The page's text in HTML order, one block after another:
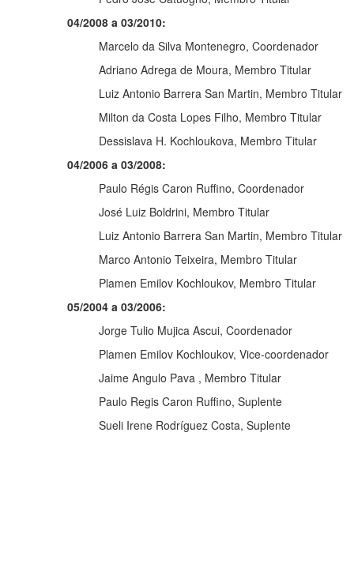
04/2008 a 03/2010:
Marcelo da Silva Montenegro, Coordenador
Adriano Adrega de Moura, Membro Titular
Luiz Antonio Barrera San Martin, Membro Titular
Milton da Costa Lopes Filho, Membro Titular
Dessislava H. Kochloukova, Membro Titular
04/2006 a 03/2008:
Paulo Régis Caron Ruffino, Coordenador
José Luiz Boldrini, Membro Titular
Luiz Antonio Barrera San Martin, Membro Titular
Marco Antonio Teixeira, Membro Titular
Plamen Emilov Kochloukov, Membro Titular
05/2004 a 03/2006:
Jorge Tulio Mujica Ascui, Coordenador
Plamen Emilov Kochloukov, Vice-coordenador
Jaime Angulo Pava , Membro Titular
Paulo Regis Caron Ruffino, Suplente
Sueli Irene Rodríguez Costa, Suplente